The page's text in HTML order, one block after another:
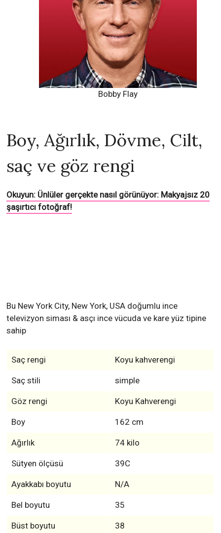
Bobby Flay
Boy, Ağırlık, Dövme, Cilt,
saç ve göz rengi
Okuyun: Ünlüler gerçekte nasıl görünüyor: Makyajsız 20
şaşırtıcı fotoğraf!
Bu New York City, New York, USA doğumlu ince
televizyon siması & asçı ince vücuda ve kare yüz tipine
sahip
Saç rengi Koyu kahverengi
Saç stili simple
Göz rengi Koyu Kahverengi
Boy 162 cm
Ağırlık 74 kilo
Sütyen ölçüsü 39С
Ayakkabı boyutu N/A
Bel boyutu 35
Büst boyutu 38